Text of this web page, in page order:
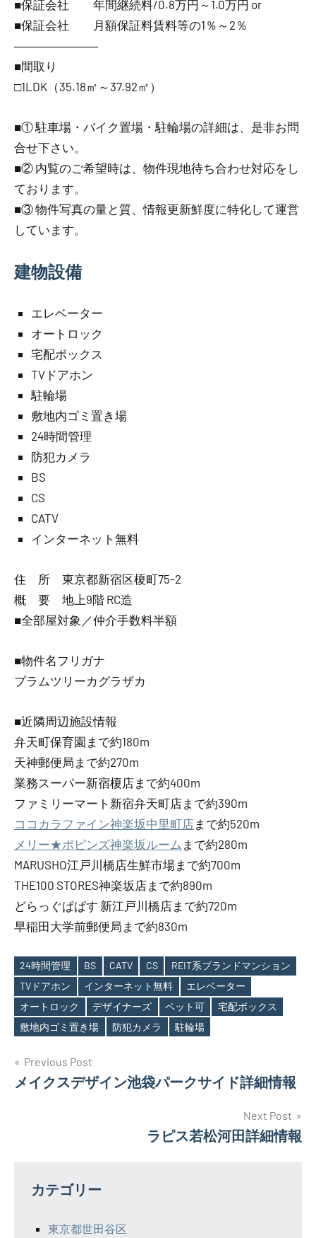
■保証会社 年間継続料/0.8万円～1.0万円 or
■保証会社 月額保証料賃料等の1％～2％
―――――――
■間取り
□1LDK（35.18㎡～37.92㎡）
■① 駐車場・バイク置場・駐輪場の詳細は、是非お問
合せ下さい。
■② 内覧のご希望時は、物件現地待ち合わせ対応をし
ております。
■③ 物件写真の量と質、情報更新鮮度に特化して運営
しています。
建物設備
エレベーター
オートロック
宅配ボックス
TVドアホン
駐輪場
敷地内ゴミ置き場
24時間管理
防犯カメラ
BS
CS
CATV
インターネット無料
住 所 東京都新宿区榎町75-2
概 要 地上9階 RC造
■全部屋対象／仲介手数料半額
■物件名フリガナ
プラムツリーカグラザカ
■近隣周辺施設情報
弁天町保育園まで約180m
天神郵便局まで約270m
業務スーパー新宿榎店まで約400m
ファミリーマート新宿弁天町店まで約390m
ココカラファイン神楽坂中里町店まで約520m
メリー★ポピンズ神楽坂ルーム まで約280m
MARUSHO江戸川橋店生鮮市場まで約700m
THE100 STORES神楽坂店まで約890m
どらっぐぱぱす 新江戸川橋店まで約720m
早稲田大学前郵便局まで約830m
Tags
24時間管理 BS CATV CS
REIT系ブランドマンション
TVドアホン
インターネット無料
エレベーター
オートロック
デザイナーズ ペット可
宅配ボックス
敷地内ゴミ置き場
防犯カメラ 駐輪場
投
稿
ー
Previous Post
メイクスデザイン池袋パークサイド詳細情報
Next Post
ラピス若松河田詳細情報
カテゴリー
東京都世田谷区